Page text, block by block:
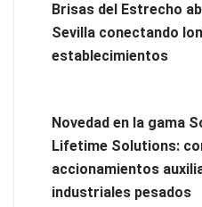
Los estudiantes que cambian
Brisas del Estrecho
Sevilla conectando
establecimientos
Novedad en la gama
Lifetime Solutions:
accionamientos
industriales pesados